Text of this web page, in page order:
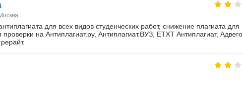
для всех видов студенческих работ, снижение плагиата для
на Антиплагиат.ру, Антиплагиат.ВУЗ, ETXT Антиплагиат, Адвего.